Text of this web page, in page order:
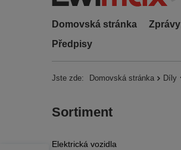
Domovská stránka Zprávy
Předpisy
Jste zde: Domovská stránka Díly
Sortiment
Elektrická vozidla